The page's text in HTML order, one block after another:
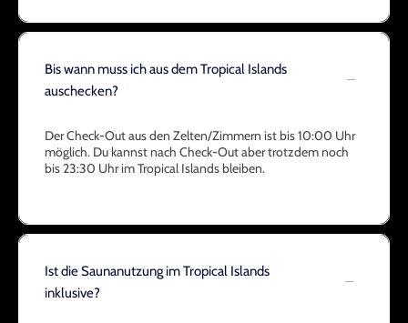
Bis wann muss ich aus dem Tropical Islands
auschecken?
Der Check-Out aus den Zelten/Zimmern ist bis 10:00 Uhr
möglich. Du kannst nach Check-Out aber trotzdem noch
bis 23:30 Uhr im Tropical Islands bleiben.
Ist die Saunanutzung im Tropical Islands
inklusive?